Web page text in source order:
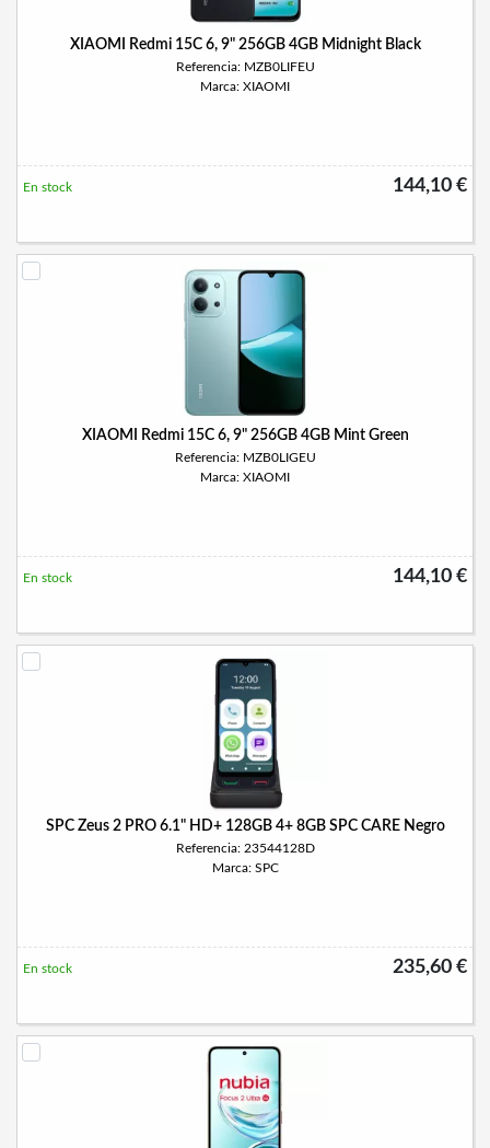
XIAOMI Redmi 15C 6, 9" 256GB 4GB Midnight Black
Referencia: MZB0LIFEU
Marca: XIAOMI
144,10 €
En stock
XIAOMI Redmi 15C 6, 9" 256GB 4GB Mint Green
Referencia: MZB0LIGEU
Marca: XIAOMI
144,10 €
En stock
SPC Zeus 2 PRO 6.1" HD+ 128GB 4+ 8GB SPC CARE Negro
Referencia: 23544128D
Marca: SPC
235,60 €
En stock